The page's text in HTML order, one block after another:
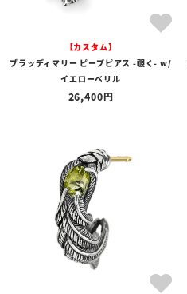
【カスタム】
ブラッディマリー ピープピアス -覗く- w/
イエローベリル
26,400